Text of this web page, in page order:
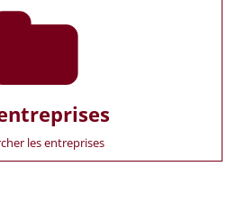
les entreprises